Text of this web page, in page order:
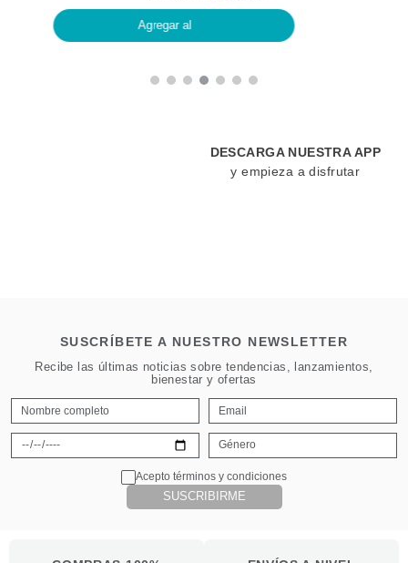
Agregar al
DESCARGA NUESTRA APP
y empieza a disfrutar
SUSCRÍBETE A NUESTRO NEWSLETTER
Recibe las últimas noticias sobre tendencias, lanzamientos,
bienestar y ofertas
Acepto términos y condiciones
SUSCRIBIRME